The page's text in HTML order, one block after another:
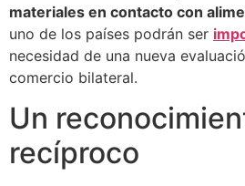
materiales en contacto con
uno de los países podrán ser
necesidad de una nueva
comercio bilateral.
Un
recíproco